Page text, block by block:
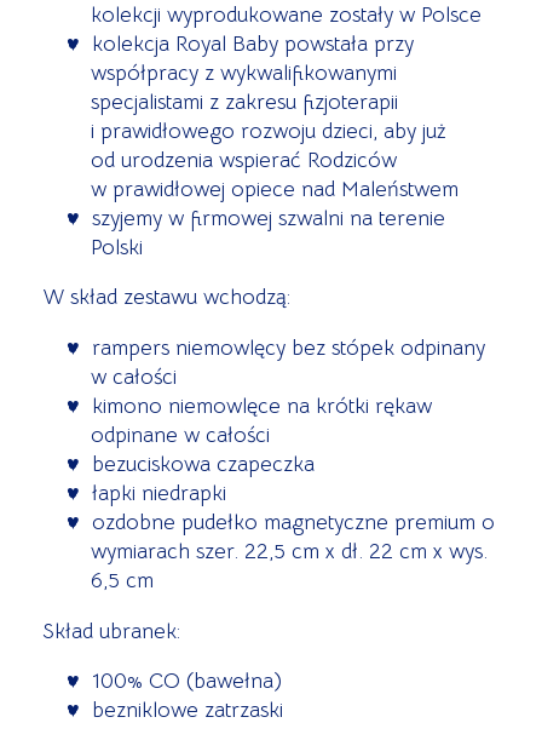
kolekcji wyprodukowane zostały w Polsce
kolekcja Royal Baby powstała przy
współpracy z wykwalifikowanymi
specjalistami z zakresu fizjoterapii
i prawidłowego rozwoju dzieci, aby już
od urodzenia wspierać Rodziców
w prawidłowej opiece nad Maleństwem
szyjemy w firmowej szwalni na terenie
Polski
W skład zestawu wchodzą:
rampers niemowlęcy bez stópek odpinany
w całości
kimono niemowlęce na krótki rękaw
odpinane w całości
bezuciskowa czapeczka
łapki niedrapki
ozdobne pudełko magnetyczne premium o
wymiarach szer. 22,5 cm x dł. 22 cm x wys.
6,5 cm
Skład ubranek:
100% CO (bawełna)
bezniklowe zatrzaski